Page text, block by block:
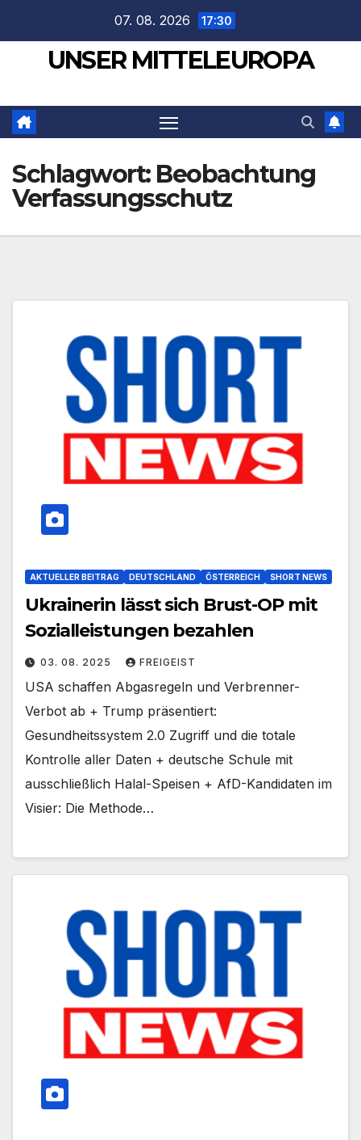
springen
07. 08. 2026 17:30
UNSER MITTELEUROPA
Schlagwort: Beobachtung
Verfassungsschutz
AKTUELLER BEITRAG DEUTSCHLAND ÖSTERREICH SHORT NEWS
Ukrainerin lässt sich Brust-OP mit
Sozialleistungen bezahlen
03. 08. 2025 FREIGEIST
USA schaffen Abgasregeln und Verbrenner-
Verbot ab + Trump präsentiert:
Gesundheitssystem 2.0 Zugriff und die totale
Kontrolle aller Daten + deutsche Schule mit
ausschließlich Halal-Speisen + AfD-Kandidaten im
Visier: Die Methode…